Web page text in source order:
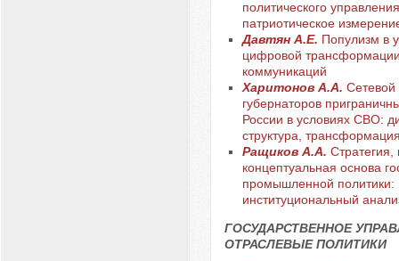
политического
патриотическое
Давтян А.Е. Популизм в
цифровой
коммуникаций
Харитонов А.А. Сетевой
губернаторов
России в условиях СВО:
структура,
Ращиков А.А. Стратегия,
концептуальная основа
промышленной политики:
институциональный
ГОСУДАРСТВЕННОЕ
ОТРАСЛЕВЫЕ ПОЛИТИКИ